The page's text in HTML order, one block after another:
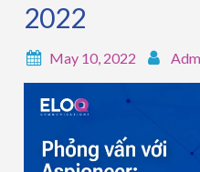
2022
May 10, 2022